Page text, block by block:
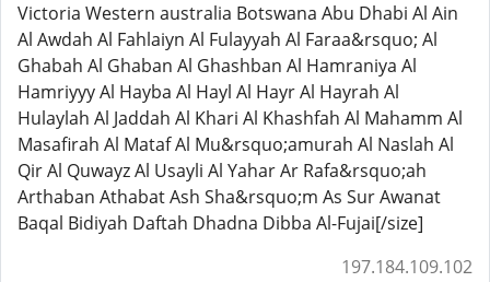
Victoria Western australia Botswana Abu Dhabi Al Ain
Al Awdah Al Fahlaiyn Al Fulayyah Al Faraa&rsquo; Al
Ghabah Al Ghaban Al Ghashban Al Hamraniya Al
Hamriyyy Al Hayba Al Hayl Al Hayr Al Hayrah Al
Hulaylah Al Jaddah Al Khari Al Khashfah Al Mahamm Al
Masafirah Al Mataf Al Mu&rsquo;amurah Al Naslah Al
Qir Al Quwayz Al Usayli Al Yahar Ar Rafa&rsquo;ah
Arthaban Athabat Ash Sha&rsquo;m As Sur Awanat
Baqal Bidiyah Daftah Dhadna Dibba Al-Fujai[/size]
197.184.109.102